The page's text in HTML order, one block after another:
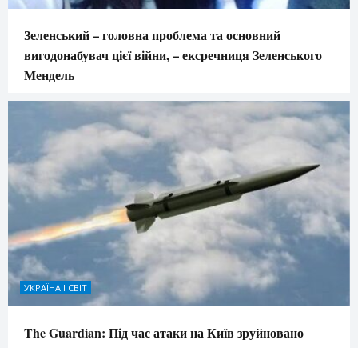
Зеленський – головна проблема та основний
вигодонабувач цієї війни, – ексречниця Зеленського
Мендель
УКРАЇНА І СВІТ
The Guardian: Під час атаки на Київ зруйновано